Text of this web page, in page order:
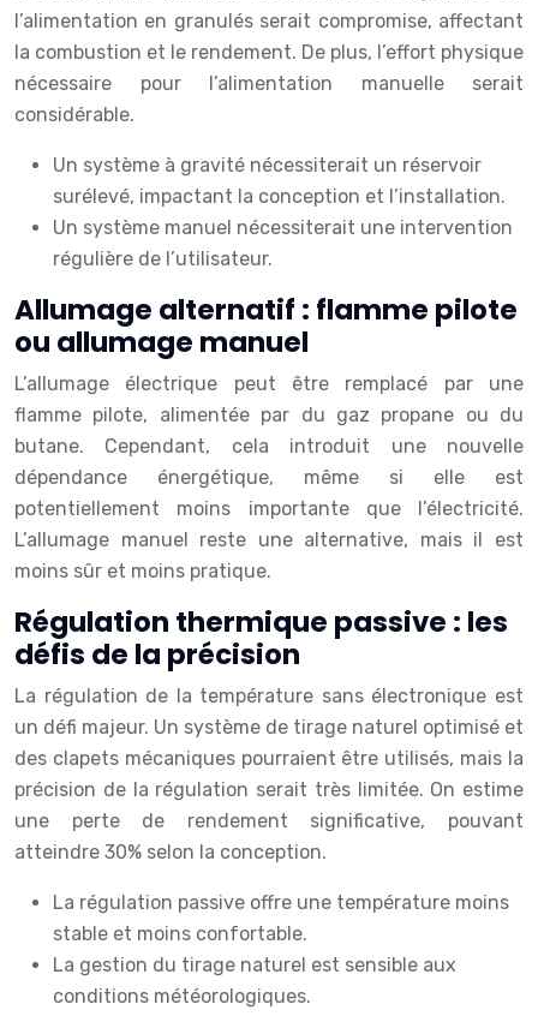
l’alimentation en granulés serait compromise, affectant
la combustion et le rendement. De plus, l’effort physique
nécessaire pour l’alimentation manuelle serait
considérable.
Un système à gravité nécessiterait un réservoir
surélevé, impactant la conception et l’installation.
Un système manuel nécessiterait une intervention
régulière de l’utilisateur.
Allumage alternatif : flamme pilote
ou allumage manuel
L’allumage électrique peut être remplacé par une
flamme pilote, alimentée par du gaz propane ou du
butane. Cependant, cela introduit une nouvelle
dépendance énergétique, même si elle est
potentiellement moins importante que l’électricité.
L’allumage manuel reste une alternative, mais il est
moins sûr et moins pratique.
Régulation thermique passive : les
défis de la précision
La régulation de la température sans électronique est
un défi majeur. Un système de tirage naturel optimisé et
des clapets mécaniques pourraient être utilisés, mais la
précision de la régulation serait très limitée. On estime
une perte de rendement significative, pouvant
atteindre 30% selon la conception.
La régulation passive offre une température moins
stable et moins confortable.
La gestion du tirage naturel est sensible aux
conditions météorologiques.